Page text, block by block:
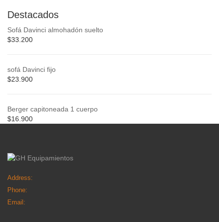
Destacados
Sofá Davinci almohadón suelto
$33.200
sofá Davinci fijo
$23.900
Berger capitoneada 1 cuerpo
$16.900
Address:
Phone:
Email: